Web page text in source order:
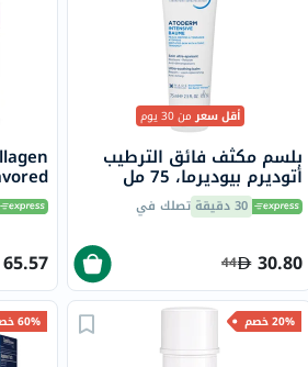
أقل سعرمن 30 يوم
بلسم مكثف فائق الترطيب
أتوديرم بيوديرما، 75 مل
30 دقيقة تصلك في
30.80
44
200g
65.57
20% خصم 60% خصم